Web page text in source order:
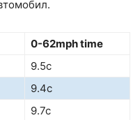
0-62mph time
9.5с
9.4с
9.7с